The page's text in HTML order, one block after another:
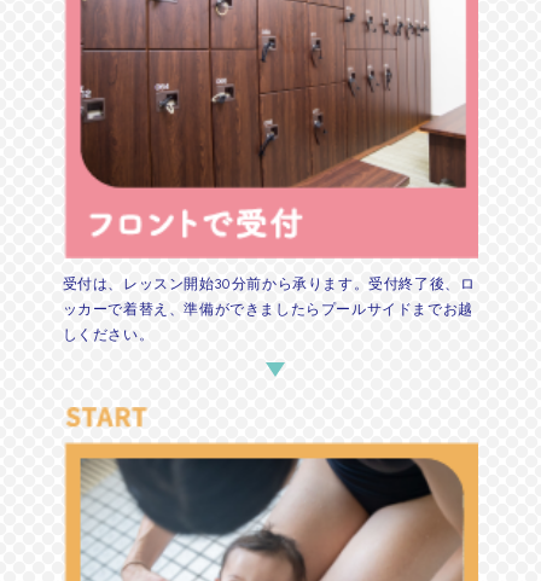
受付は、レッスン開始30分前から承ります。受付終了後、ロ
ッカーで着替え、準備ができましたらプールサイドまでお越
しください。